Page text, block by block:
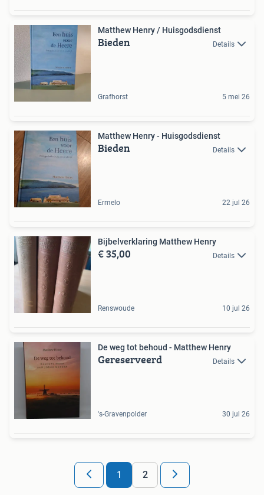
Matthew Henry / Huisgodsdienst
Bieden Details
Grafhorst 5 mei 26
Matthew Henry - Huisgodsdienst
Bieden Details
Ermelo 22 jul 26
Bijbelverklaring Matthew Henry
€ 35,00 Details
Renswoude 10 jul 26
De weg tot behoud - Matthew Henry
Gereserveerd Details
's-Gravenpolder 30 jul 26
1 2